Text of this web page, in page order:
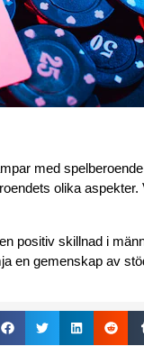
med
olika
positiv skillnad i
en gemenskap av